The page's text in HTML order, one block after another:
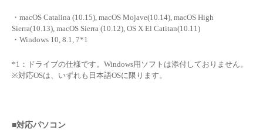
・macOS Catalina (10.15), macOS Mojave(10.14), macOS High
Sierra(10.13), macOS Sierra (10.12), OS X El Catitan(10.11)
・Windows 10, 8.1, 7*1
*1：ドライブの仕様です。Windows用ソフトは添付しておりません。
※対応OSは、いずれも日本語OSに限ります。
■対応パソコン